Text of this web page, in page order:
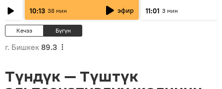
10:13 38 мин эфир 11:01 3 мин
Кечээ Бүгүн
г. Бишкек 89.3
Түндүк — Түштүк